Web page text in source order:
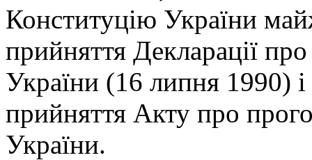
Конституцію України
прийняття Декларації
України (16 липня 1990) і
прийняття Акту про
України.